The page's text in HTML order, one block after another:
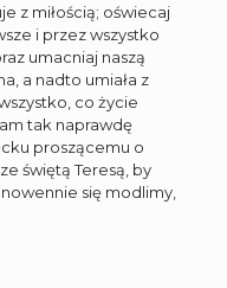
z miłością; oświecaj
i przez wszystko
umacniaj naszą
a nadto umiała z
co życie
tak naprawdę
proszącemu o
świętą Teresą, by
się modlimy,